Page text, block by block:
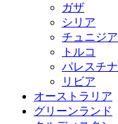
ガザ
シリア
チュニジア
トルコ
パレスチナ
リビア
オーストラリア
グリーンランド